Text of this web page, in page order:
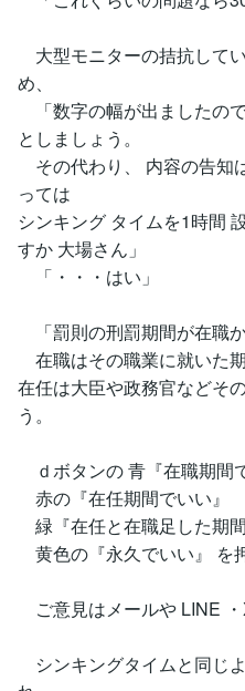
大型モニターの拮抗して
め、
「数字の幅が出ましたの
としましょう。
その代わり、 内容の告知
っては
シンキング タイムを1時間
すか 大場さん」
「・・・はい」
「罰則の刑罰期間が在職か
在職はその職業に就いた期
在任は大臣や政務官などそ
う。
ｄボタンの 青『在職期間
赤の『在任期間でいい』
緑『在任と在職足した期間
黄色の『永久でいい』 を
ご意見はメールや LINE ・
シンキングタイムと同じ